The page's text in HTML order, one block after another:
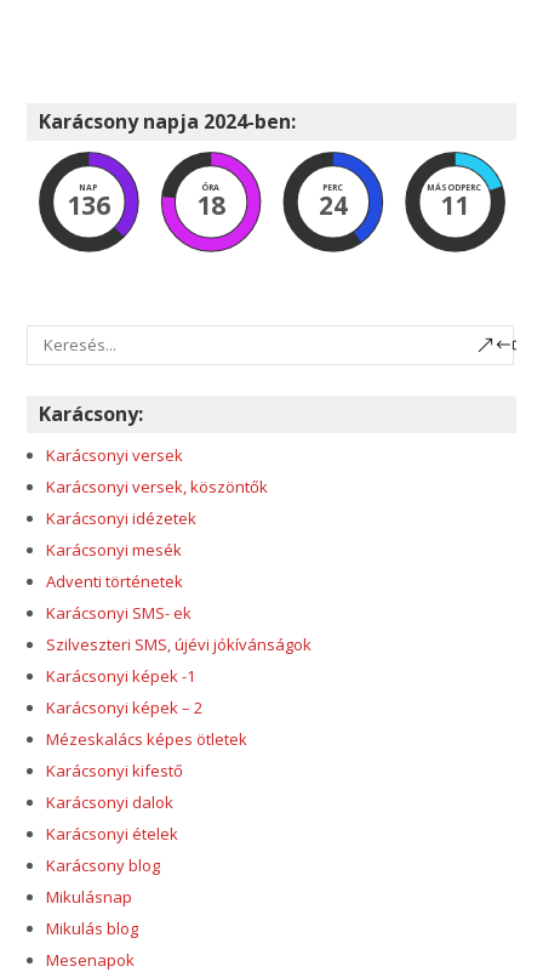
Karácsony napja 2024-ben:
NAP
136
ÓRA
18
PERC
24
MÁSODPERC
11
Karácsony:
Karácsonyi versek
Karácsonyi versek, köszöntők
Karácsonyi idézetek
Karácsonyi mesék
Adventi történetek
Karácsonyi SMS- ek
Szilveszteri SMS, újévi jókívánságok
Karácsonyi képek -1
Karácsonyi képek – 2
Mézeskalács képes ötletek
Karácsonyi kifestő
Karácsonyi dalok
Karácsonyi ételek
Karácsony blog
Mikulásnap
Mikulás blog
Mesenapok